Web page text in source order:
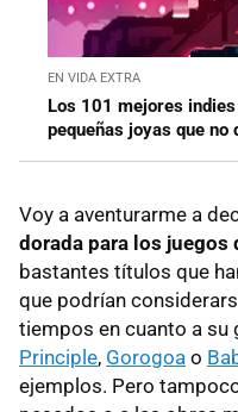
EN VIDA EXTRA
Los 101 mejores
pequeñas joyas que no
Voy a aventurarme a
dorada para los juegos
bastantes títulos que
que podrían
tiempos en cuanto a su
Principle, Gorogoa o
ejemplos. Pero